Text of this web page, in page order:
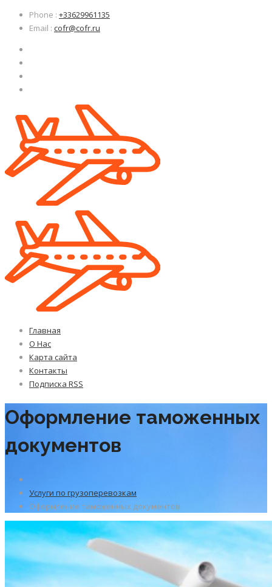
Phone : +33629961135
Email : cofr@cofr.ru
Главная
О Нас
Карта сайта
Контакты
Подписка RSS
Оформление таможенных
документов
Услуги по грузоперевозкам
Оформление таможенных документов